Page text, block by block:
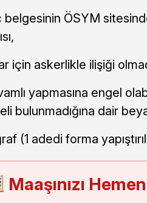
belgesinin ÖSYM
için askerlikle ilişiği
yapmasına engel
bulunmadığına dair
(1 adedi forma
Maaşınızı